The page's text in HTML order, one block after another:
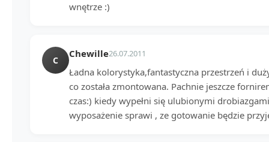
wnętrze :)
C
Chewille26.07.2011
Ładna kolorystyka,fantastyczna przestrzeń i
co została zmontowana. Pachnie jeszcze
czas:) kiedy wypełni się ulubionymi
wyposażenie sprawi , ze gotowanie będzie